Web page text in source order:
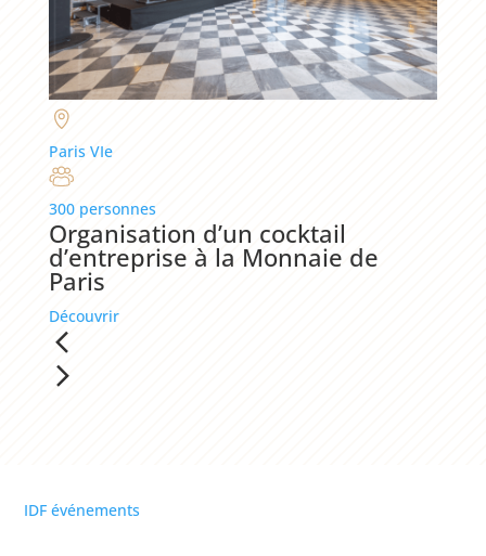
Paris VIe
300 personnes
Organisation d’un cocktail
d’entreprise à la Monnaie de
Paris
Découvrir
IDF événements